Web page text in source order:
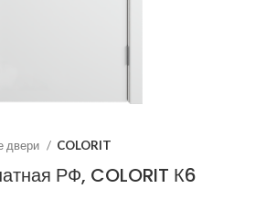
двери COLORIT
РФ, COLORIT К6